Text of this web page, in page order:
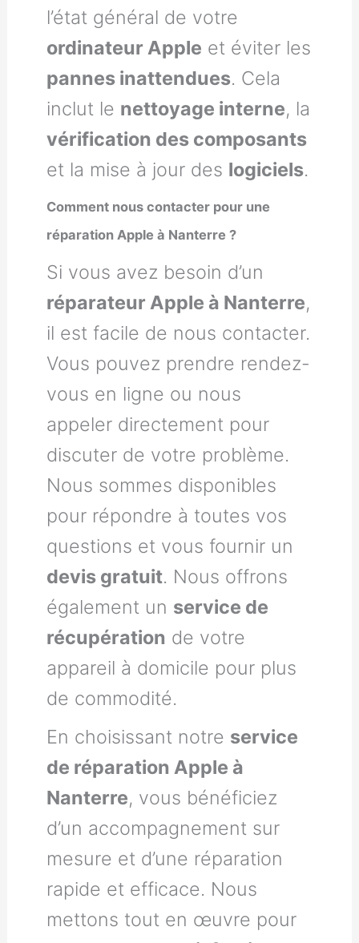
l’état général de votre
ordinateur Apple et éviter les
pannes inattendues. Cela
inclut le nettoyage interne, la
vérification des composants
et la mise à jour des logiciels.
Comment nous contacter pour une
réparation Apple à Nanterre ?
Si vous avez besoin d’un
réparateur Apple à Nanterre,
il est facile de nous contacter.
Vous pouvez prendre rendez-
vous en ligne ou nous
appeler directement pour
discuter de votre problème.
Nous sommes disponibles
pour répondre à toutes vos
questions et vous fournir un
devis gratuit. Nous offrons
également un service de
récupération de votre
appareil à domicile pour plus
de commodité.
En choisissant notre service
de réparation Apple à
Nanterre, vous bénéficiez
d’un accompagnement sur
mesure et d’une réparation
rapide et efficace. Nous
mettons tout en œuvre pour